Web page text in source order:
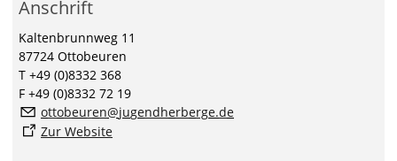
Anschrift
Kaltenbrunnweg 11
87724 Ottobeuren
T +49 (0)8332 368
F +49 (0)8332 72 19
tt b r n j g ndh rb rg
d
Zur Website